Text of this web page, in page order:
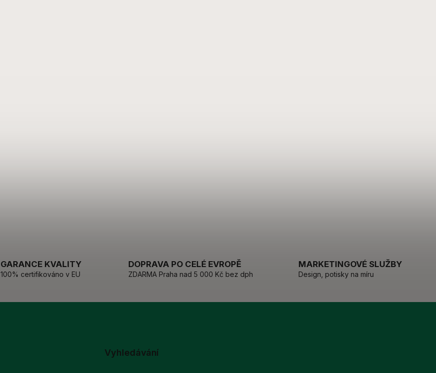
GARANCE KVALITY
100% certifikováno v EU
DOPRAVA PO CELÉ EVROPĚ
ZDARMA Praha nad 5 000 Kč bez dph
MARKETINGOVÉ SLUŽBY
Design, potisky na míru
Vyhledávání